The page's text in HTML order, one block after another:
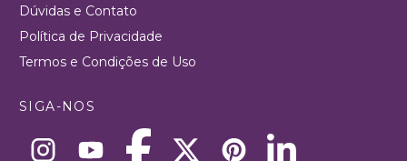
Dúvidas e Contato
Política de Privacidade
Termos e Condições de Uso
SIGA-NOS